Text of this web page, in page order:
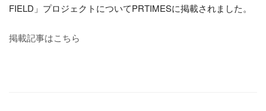
FIELD」プロジェクトについてPRTIMESに掲載されました。
掲載記事はこちら